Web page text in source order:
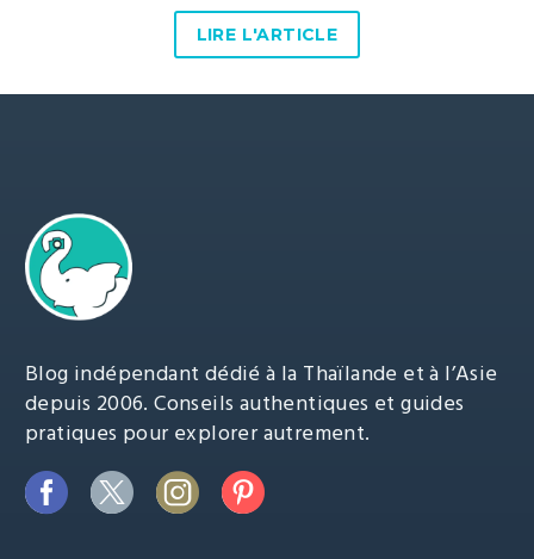
LIRE L'ARTICLE
Blog indépendant dédié à la Thaïlande et à l’Asie
depuis 2006. Conseils authentiques et guides
pratiques pour explorer autrement.